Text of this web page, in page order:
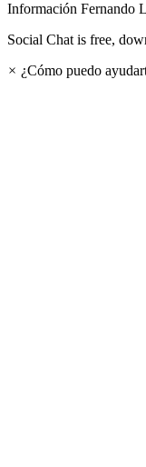
Información Fernando
Social Chat is free,
× ¿Cómo puedo